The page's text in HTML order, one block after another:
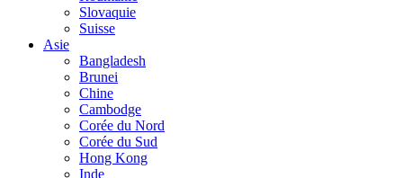
Slovaquie
Suisse
Asie
Bangladesh
Brunei
Chine
Cambodge
Corée du Nord
Corée du Sud
Hong Kong
Inde